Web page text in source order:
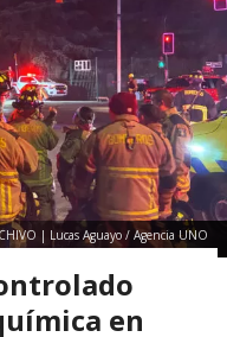
| Lucas Aguayo / Agencia UNO
en